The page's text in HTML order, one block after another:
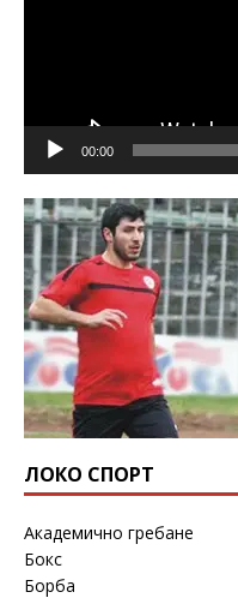
00:00
ЛОКО СПОРТ
Академично гребане
Бокс
Борба